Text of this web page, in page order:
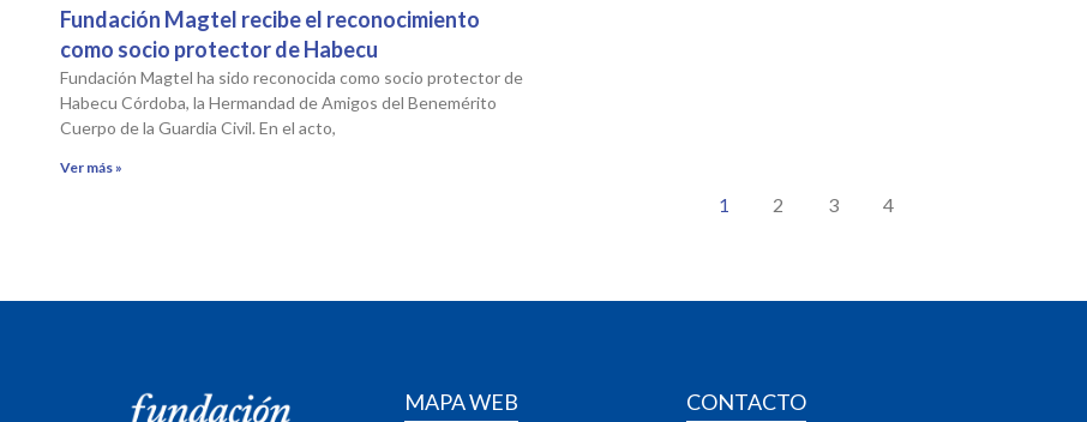
Fundación Magtel recibe el reconocimiento
como socio protector de Habecu
Fundación Magtel ha sido reconocida como socio protector de
Habecu Córdoba, la Hermandad de Amigos del Benemérito
Cuerpo de la Guardia Civil. En el acto,
Ver más »
1 2 3 4
MAPA WEB CONTACTO